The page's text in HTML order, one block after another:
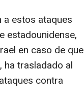
estos ataques
estadounidense,
en caso de que
ha trasladado al
contra